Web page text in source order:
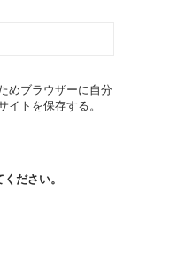
めブラウザーに自分
イトを保存する。
ださい。